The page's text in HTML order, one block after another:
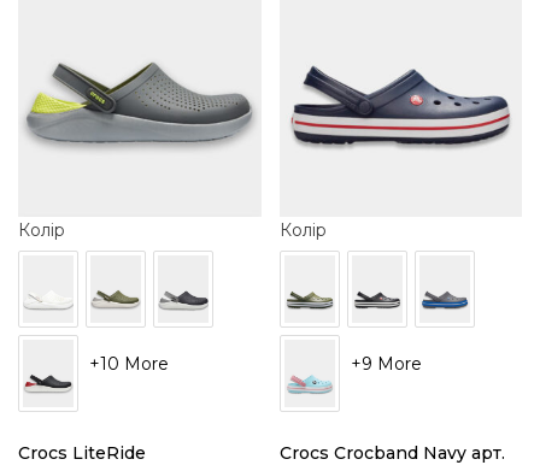
Колір
+10 More
Crocs LiteRide
Колір
+9 More
Crocs Crocband Navy арт.